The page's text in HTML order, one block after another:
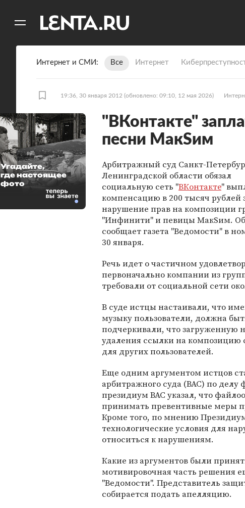
Интернет и СМИ Все Интернет
19:36, 30 января 2012 (обновлено: 09:10, 12 мая 2026)
"ВКонтакте"
песни МакSим
Арбитражный суд Санкт-
Ленинградской области обязал
социальную сеть "ВКонтакте"
компенсацию в 200 тысяч рублей
нарушение прав на композиции
"Инфинити" и певицы МакSим.
сообщает газета "Ведомости" в
30 января.
Речь идет о частичном
первоначально компании из
требовали от социальной сети
В суде истцы настаивали, что
музыку пользователи, должна
подчеркивали, что загруженную
удаления ссылки на композицию
для других пользователей.
Еще одним аргументом истцов
арбитражного суда (ВАС) по делу
президиум ВАС указал, что
принимать превентивные меры
Кроме того, по мнению
технологические условия для
относиться к нарушениям.
Какие из аргументов были
мотивировочная часть решения
"Ведомости". Представитель
собирается подать апелляцию.
Угадайте,
где настоящее
фото